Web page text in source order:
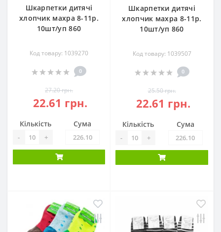
Шкарпетки дитячі
хлопчик махра 8-11р.
10шт/уп 860
Код товару: 1039270
0
27.20 грн.
22.61 грн.
Кількість
- +
Сума
Шкарпетки дитячі
хлопчик махра 8-11р.
10шт/уп 860
Код товару: 1039507
0
25.50 грн.
22.61 грн.
Кількість
- +
Сума